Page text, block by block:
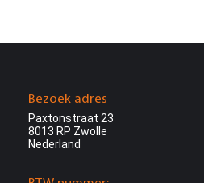
Bezoek adres
Paxtonstraat 23
8013 RP Zwolle
Nederland